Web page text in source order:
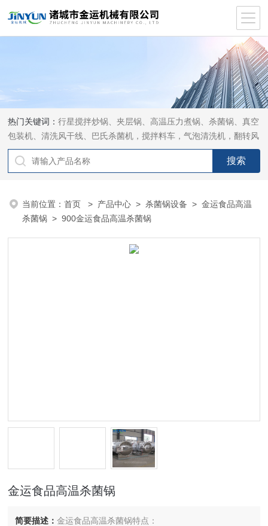
热门关键词：行星搅拌炒锅、夹层锅、高温压力煮锅、杀菌锅、真空
包装机、清洗风干线、巴氏杀菌机，搅拌料车，气泡清洗机，翻转风
干机
当前位置：首页 > 产品中心 >杀菌锅设备 >金运食品高温
杀菌锅 > 900金运食品高温杀菌锅
金运食品高温杀菌锅
简要描述：金运食品高温杀菌锅特点：